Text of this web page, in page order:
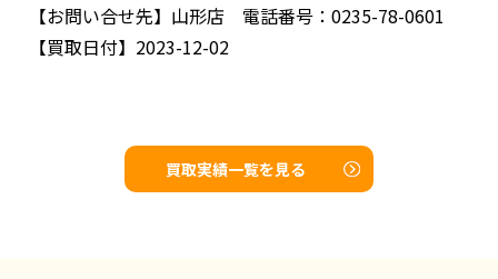
【お問い合せ先】 山形店 電話番号：0235-78-0601
【買取日付】 2023-12-02
買取実績一覧を見る